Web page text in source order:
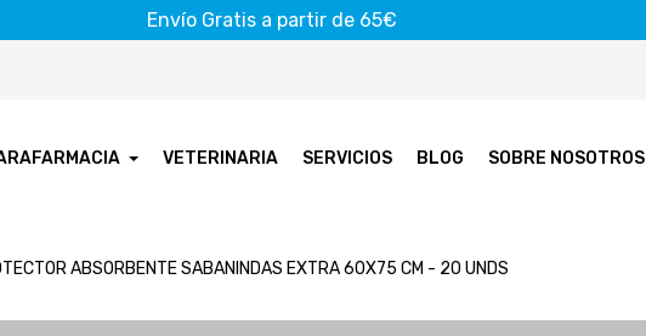
Envío Gratis a partir de 65€
VETERINARIA SERVICIOS BLOG SOBRE NOSOTROS
ABSORBENTE SABANINDAS EXTRA 60X75 CM - 20 UNDS